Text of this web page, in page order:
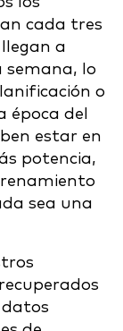
cada tres
a
lo
o
época del
estar en
potencia,
sea una